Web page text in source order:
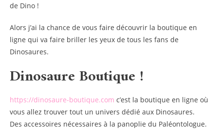
de Dino !
Alors j’ai la chance de vous faire découvrir la boutique en
ligne qui va faire briller les yeux de tous les fans de
Dinosaures.
Dinosaure Boutique !
https://dinosaure-boutique.com c’est la boutique en ligne où
vous allez trouver tout un univers dédié aux Dinosaures.
Des accessoires nécessaires à la panoplie du Paléontologue.